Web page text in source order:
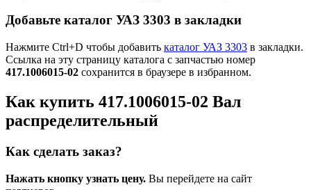
Добавьте каталог УАЗ 3303 в закладки
Нажмите Ctrl+D чтобы добавить каталог УАЗ 3303 в закладки.
Ссылка на эту страницу каталога с запчастью номер
417.1006015-02 сохранится в браузере в избранном.
Как купить 417.1006015-02 Вал
распределительный
Как сделать заказ?
Нажать кнопку узнать цену. Вы перейдете на сайт